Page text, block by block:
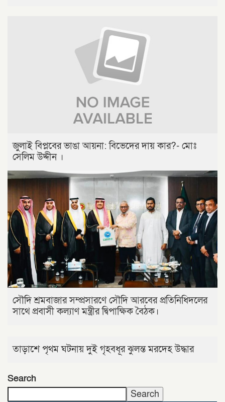
জুলাই বিপ্লবের ভাঙা আয়না: বিভেদের দায় কার?- মোঃ
সেলিম উদ্দীন ।
সৌদি শ্রমবাজার সম্প্রসারণে সৌদি আরবের প্রতিনিধিদলের
সাথে প্রবাসী কল্যাণ মন্ত্রীর দ্বিপাক্ষিক বৈঠক।
তাড়াশে পৃথম ঘটনায় দুই গৃহবধূর ঝুলন্ত মরদেহ উদ্ধার
Search
Search